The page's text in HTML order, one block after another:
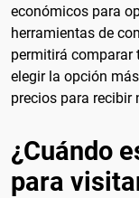
económicos para
herramientas de
permitirá comparar
elegir la opción
precios para recibir
¿Cuándo
para